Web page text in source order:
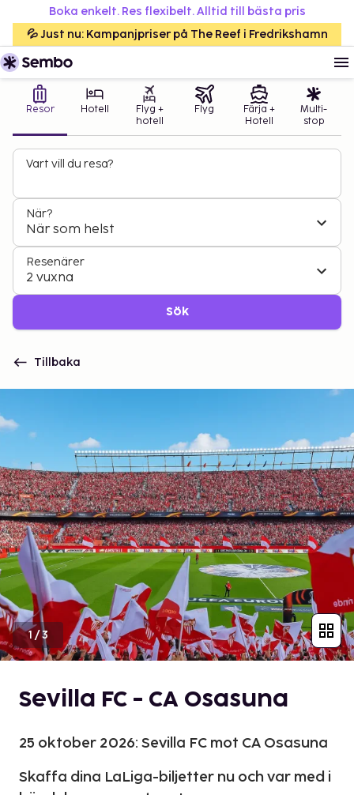
Boka enkelt. Res flexibelt. Alltid till bästa pris
💦 Just nu: Kampanjpriser på The Reef i Fredrikshamn
Resor Hotell
Flyg +
hotell
Flyg
Färja +
Hotell
Multi-
stop
Vart vill du resa?
När?
När som helst
Resenärer
2 vuxna
Sök
Tillbaka
1 /3
Sevilla FC - CA Osasuna
25 oktober 2026: Sevilla FC mot CA Osasuna
Skaffa dina LaLiga-biljetter nu och var med i